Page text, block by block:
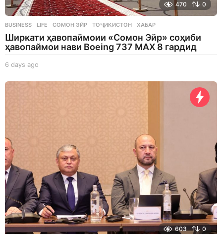
470 0
BUSINESS ,LIFE СОМОН ЭЙР ,ТОҶИКИСТОН ,ХАБАР
Ширкати ҳавопаймоии «Сомон Эйр» соҳиби
ҳавопаймои нави Boeing 737 MAX 8 гардид
6 days ago
a
603 0